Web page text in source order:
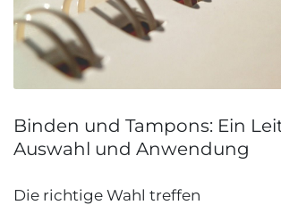
Binden und Tampons: Ein
Auswahl und Anwendung
Die richtige Wahl treffen